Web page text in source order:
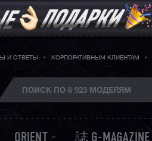
И ОТВЕТЫ КОРПОРАТИВНЫМ КЛИЕНТАМ
ORIENT 誌 G-MAGAZINE